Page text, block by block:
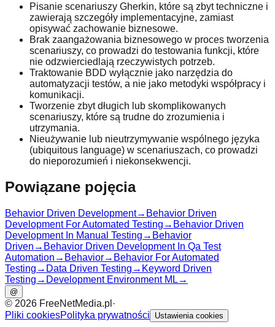
Pisanie scenariuszy Gherkin, które są zbyt techniczne i
zawierają szczegóły implementacyjne, zamiast
opisywać zachowanie biznesowe.
Brak zaangażowania biznesowego w proces tworzenia
scenariuszy, co prowadzi do testowania funkcji, które
nie odzwierciedlają rzeczywistych potrzeb.
Traktowanie BDD wyłącznie jako narzędzia do
automatyzacji testów, a nie jako metodyki współpracy i
komunikacji.
Tworzenie zbyt długich lub skomplikowanych
scenariuszy, które są trudne do zrozumienia i
utrzymania.
Nieużywanie lub nieutrzymywanie wspólnego języka
(ubiquitous language) w scenariuszach, co prowadzi
do nieporozumień i niekonsekwencji.
Powiązane pojęcia
Behavior Driven Development→ Behavior Driven
Development For Automated Testing → Behavior Driven
Development In Manual Testing → Behavior
Driven → Behavior Driven Development In Qa Test
Automation → Behavior→ Behavior For Automated
Testing → Data Driven Testing → Keyword Driven
Testing → Development Environment ML →
@
© 2026 FreeNetMedia.pl ·
Pliki cookiesPolityka prywatności Ustawienia cookies